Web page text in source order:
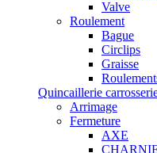
Valve
Roulement
Bague
Circlips
Graisse
Quincaillerie
Arrimage
Fermeture
AXE